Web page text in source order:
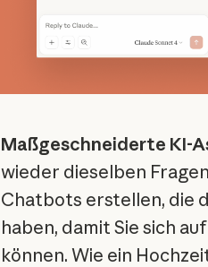
Maßgeschneiderte KI-
wieder dieselben
Chatbots erstellen, die
haben, damit Sie sich
können. Wie ein